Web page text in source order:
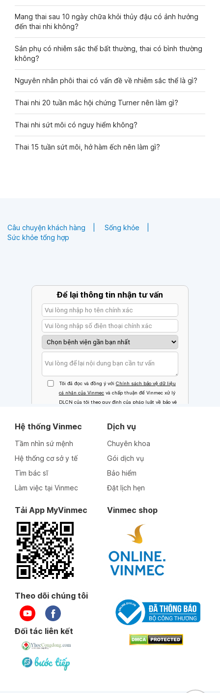
Mang thai sau 10 ngày chữa khỏi thủy đậu có ảnh hưởng
đến thai nhi không?
Sản phụ có nhiễm sắc thể bất thường, thai có bình thường
không?
Nguyên nhân phôi thai có vấn đề về nhiễm sắc thể là gì?
Thai nhi 20 tuần mắc hội chứng Turner nên làm gì?
Thai nhi sứt môi có nguy hiểm không?
Thai 15 tuần sứt môi, hở hàm ếch nên làm gì?
Câu chuyện khách hàng
Sống khỏe
Sức khỏe tổng hợp
Hệ thống Vinmec
Tầm nhìn sứ mệnh
Hệ thống cơ sở y tế
Tìm bác sĩ
Làm việc tại Vinmec
Dịch vụ
Chuyên khoa
Gói dịch vụ
Bảo hiểm
Đặt lịch hẹn
Tải App MyVinmec Vinmec shop
Theo dõi chúng tôi
Đối tác liên kết